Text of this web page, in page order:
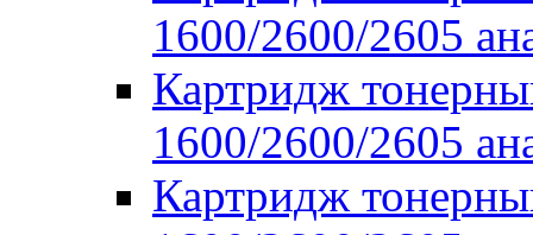
1600/2600/2605
Картридж
1600/2600/2605
Картридж